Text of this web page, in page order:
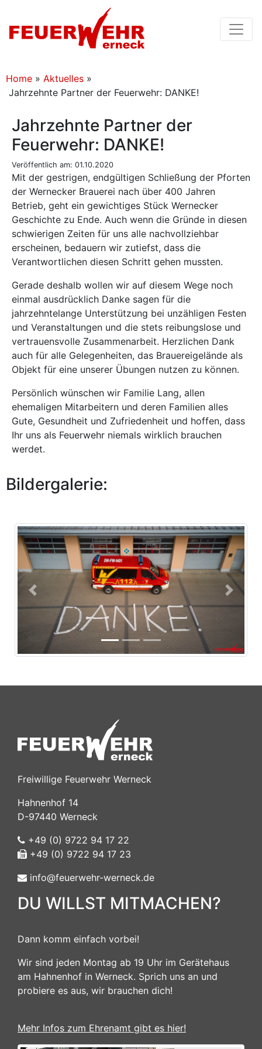
Home » Aktuelles »
Jahrzehnte Partner der Feuerwehr: DANKE!
Jahrzehnte Partner der
Feuerwehr: DANKE!
Veröffentlich am: 01.10.2020
Mit der gestrigen, endgültigen Schließung der Pforten
der Wernecker Brauerei nach über 400 Jahren
Betrieb, geht ein gewichtiges Stück Wernecker
Geschichte zu Ende. Auch wenn die Gründe in diesen
schwierigen Zeiten für uns alle nachvollziehbar
erscheinen, bedauern wir zutiefst, dass die
Verantwortlichen diesen Schritt gehen mussten.
Gerade deshalb wollen wir auf diesem Wege noch
einmal ausdrücklich Danke sagen für die
jahrzehntelange Unterstützung bei unzähligen Festen
und Veranstaltungen und die stets reibungslose und
vertrauensvolle Zusammenarbeit. Herzlichen Dank
auch für alle Gelegenheiten, das Brauereigelände als
Objekt für eine unserer Übungen nutzen zu können.
Persönlich wünschen wir Familie Lang, allen
ehemaligen Mitarbeitern und deren Familien alles
Gute, Gesundheit und Zufriedenheit und hoffen, dass
Ihr uns als Feuerwehr niemals wirklich brauchen
werdet.
Bildergalerie:
Previous Next
Freiwillige Feuerwehr Werneck
Hahnenhof 14
D-97440 Werneck
+49 (0) 9722 94 17 22
+49 (0) 9722 94 17 23
info@feuerwehr-werneck.de
DU WILLST MITMACHEN?
Dann komm einfach vorbei!
Wir sind jeden Montag ab 19 Uhr im Gerätehaus
am Hahnenhof in Werneck. Sprich uns an und
probiere es aus, wir brauchen dich!
Mehr Infos zum Ehrenamt gibt es hier!